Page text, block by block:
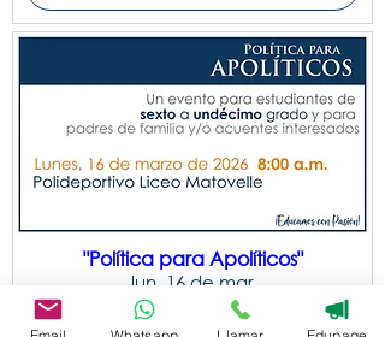
"Política para Apolíticos"
lun, 16 de mar
Leer más